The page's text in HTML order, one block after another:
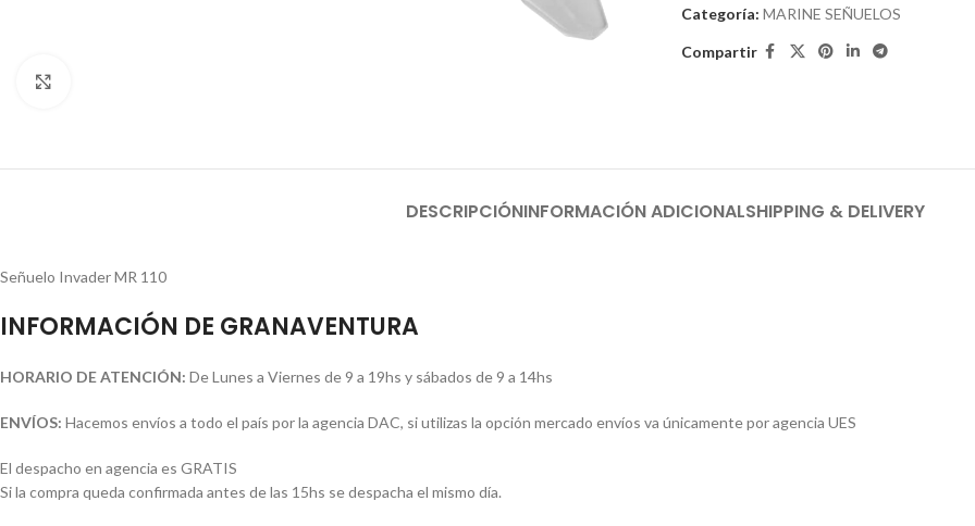
Categoría: MARINE SEÑUELOS
Compartir
DESCRIPCIÓNINFORMACIÓN ADICIONALSHIPPING & DELIVERY
Señuelo Invader MR 110
INFORMACIÓN DE GRANAVENTURA
HORARIO DE ATENCIÓN: De Lunes a Viernes de 9 a 19hs y sábados de 9 a 14hs
ENVÍOS: Hacemos envíos a todo el país por la agencia DAC, si utilizas la opción mercado envíos va únicamente por agencia UES
El despacho en agencia es GRATIS
Si la compra queda confirmada antes de las 15hs se despacha el mismo día.